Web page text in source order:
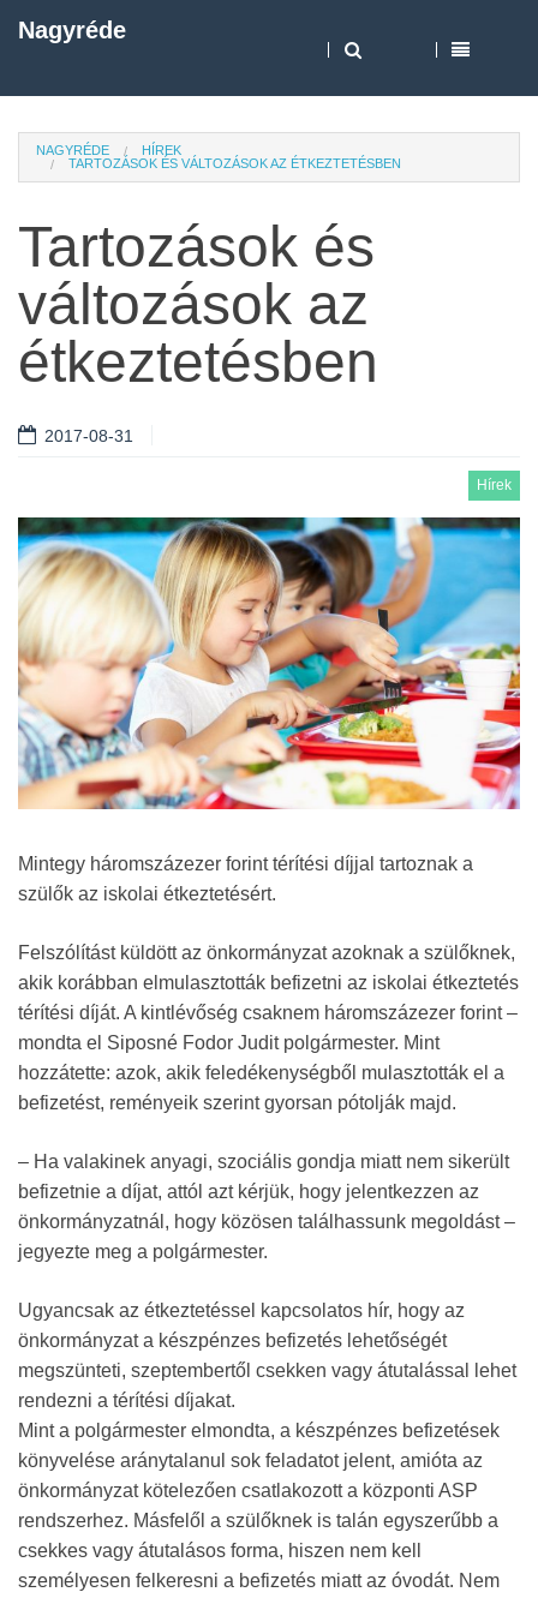
Nagyréde
NAGYRÉDE
HÍREK
TARTOZÁSOK ÉS VÁLTOZÁSOK AZ ÉTKEZTETÉSBEN
Tartozások és
változások az
étkeztetésben
2017-08-31
Hírek
Mintegy háromszázezer forint térítési díjjal tartoznak a
szülők az iskolai étkeztetésért.
Felszólítást küldött az önkormányzat azoknak a szülőknek,
akik korábban elmulasztották befizetni az iskolai étkeztetés
térítési díját. A kintlévőség csaknem háromszázezer forint –
mondta el Siposné Fodor Judit polgármester. Mint
hozzátette: azok, akik feledékenységből mulasztották el a
befizetést, reményeik szerint gyorsan pótolják majd.
– Ha valakinek anyagi, szociális gondja miatt nem sikerült
befizetnie a díjat, attól azt kérjük, hogy jelentkezzen az
önkormányzatnál, hogy közösen találhassunk megoldást –
jegyezte meg a polgármester.
Ugyancsak az étkeztetéssel kapcsolatos hír, hogy az
önkormányzat a készpénzes befizetés lehetőségét
megszünteti, szeptembertől csekken vagy átutalással lehet
rendezni a térítési díjakat.
Mint a polgármester elmondta, a készpénzes befizetések
könyvelése aránytalanul sok feladatot jelent, amióta az
önkormányzat kötelezően csatlakozott a központi ASP
rendszerhez. Másfelől a szülőknek is talán egyszerűbb a
csekkes vagy átutalásos forma, hiszen nem kell
személyesen felkeresni a befizetés miatt az óvodát. Nem